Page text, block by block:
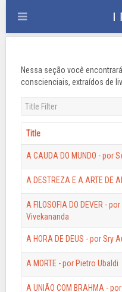
Nessa seção você
conscienciais, extraídos de
Title Filter
Title
A CAUDA DO MUNDO - por
A DESTREZA E A ARTE DE
A FILOSOFIA DO DEVER -
Vivekananda
A HORA DE DEUS - por Sry
A MORTE - por Pietro Ubaldi
A UNIÃO COM BRAHMA -